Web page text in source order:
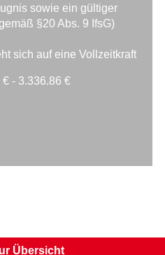
sowie ein gültiger
§20 Abs. 9 IfsG)
sich auf eine Vollzeitkraft
- 3.336.86 €
Übersicht